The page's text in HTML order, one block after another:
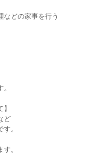
などの家事を行う
ど
。
。